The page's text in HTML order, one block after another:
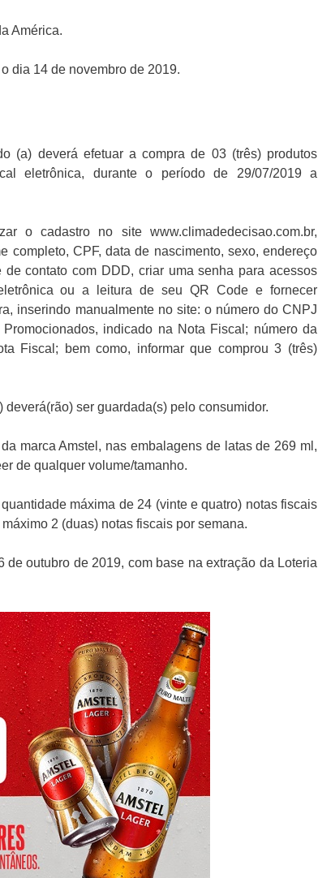
América.
dia 14 de novembro de 2019.
(a) deverá efetuar a compra de 03 (três) produtos
eletrônica, durante o período de 29/07/2019 a
o cadastro no site www.climadedecisao.com.br,
completo, CPF, data de nascimento, sexo, endereço
contato com DDD, criar uma senha para acessos
ou a leitura de seu QR Code e fornecer
inserindo manualmente no site: o número do CNPJ
indicado na Nota Fiscal; número da
Fiscal; bem como, informar que comprou 3 (três)
ser guardada(s) pelo consumidor.
marca Amstel, nas embalagens de latas de 269 ml,
de qualquer volume/tamanho.
máxima de 24 (vinte e quatro) notas fiscais
2 (duas) notas fiscais por semana.
outubro de 2019, com base na extração da Loteria